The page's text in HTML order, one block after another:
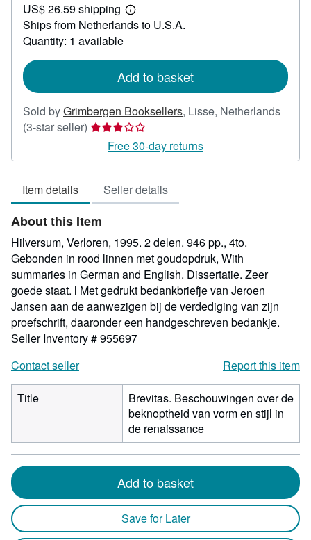
85.72
US$ 26.59 shipping
Learn
more
Ships from Netherlands to U.S.A.
Quantity: 1 available
Add to basket
Sold byGrimbergen Booksellers, Lisse, Netherlands
(3-star seller) Seller
rating
3
5
stars
Free 30-day returns
Item details Seller details
About this Item
Hilversum, Verloren, 1995. 2 delen. 946 pp., 4to.
Gebonden in rood linnen met goudopdruk, With
summaries in German and English. Dissertatie. Zeer
goede staat. l Met gedrukt bedankbriefje van Jeroen
Jansen aan de aanwezigen bij de verdediging van zijn
proefschrift, daaronder een handgeschreven bedankje.
Seller Inventory # 955697
Contact seller
Report this item
Title
Brevitas. Beschouwingen over de
beknoptheid van vorm en stijl in
de renaissance
Add to basket
Save for Later